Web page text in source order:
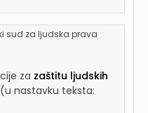
sud za ljudska prava
za zaštitu ljudskih
(u nastavku teksta: